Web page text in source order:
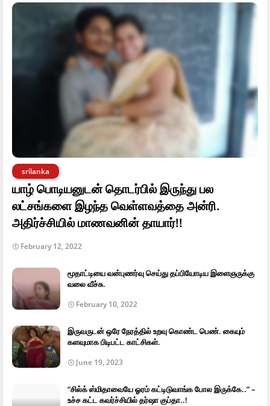
srilanka
யாழ் பொடியனுடன் தொடர்பில் இருந்து பல
லட்சங்களை இழந்த வெள்ளவத்தை அன்ரி.
அதிர்ச்சியில் மாணவனின் தாயார்!!
February 12, 2022
மூதாட்டியை வன்புணர்வு செய்து தப்பியோடிய இளைஞருக்கு
வலை வீச்சு.
February 10, 2022
இருவருடன் ஒரே நேரத்தில் உறவு கொண்ட பெண். கையும்
களவுமாக பிடிபட்ட காட்சிகள்.
June 19, 2023
“சில்க் ஸ்மிதாவையே ஓரம் கட்டிடுவாங்க போல இருக்கே..” –
உச்ச கட்ட கவர்ச்சியில் தர்ஷா குப்தா..!